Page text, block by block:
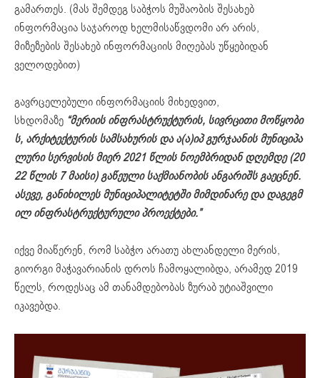
გამართეს. (მას შემდეგ საბჭოს მუშაობის შესახებ
ინფორმაცია საჯაროდ ხელმისაწვდომი არ არის,
მიზეზების შესახებ ინფორმაციის მიღებას უწყებიდან
ველოდებით)
გავრცელებული ინფორმაციის მიხედვით,
სხდომაზე “მერიის ინფრასტრუქტურის, სივრცითი მოწყობი
ს, არქიტექტურის სამსახურის და ა(ა)იპგურჯაანის მუნიციპა
ლური სერვისის მიერ2021წლის ნოემბრიდან დღემდე(20
22წლის7მაისი)გაწეული საქმიანობის ანგარიშსგაეცნენ.
ასევე,განიხილეს მუნიციპალიტეტში მიმდინარე და დაგეგმ
ილ ინფრასტრუქტურული პროექტები.”
იქვე მიაწერენ, რომ საბჭო არათუ ახლანდელი მერის,
გიორგი მაჭავარიანის დროს ჩამოყალიბდა, არამედ 2019
წელს, როდესაც ამ თანამდებობას ზურაბ უტიაშვილი
იკავებდა.